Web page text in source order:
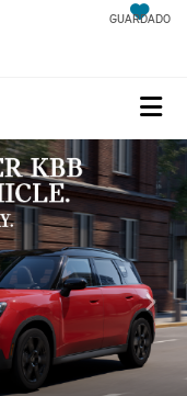
GUARDADO